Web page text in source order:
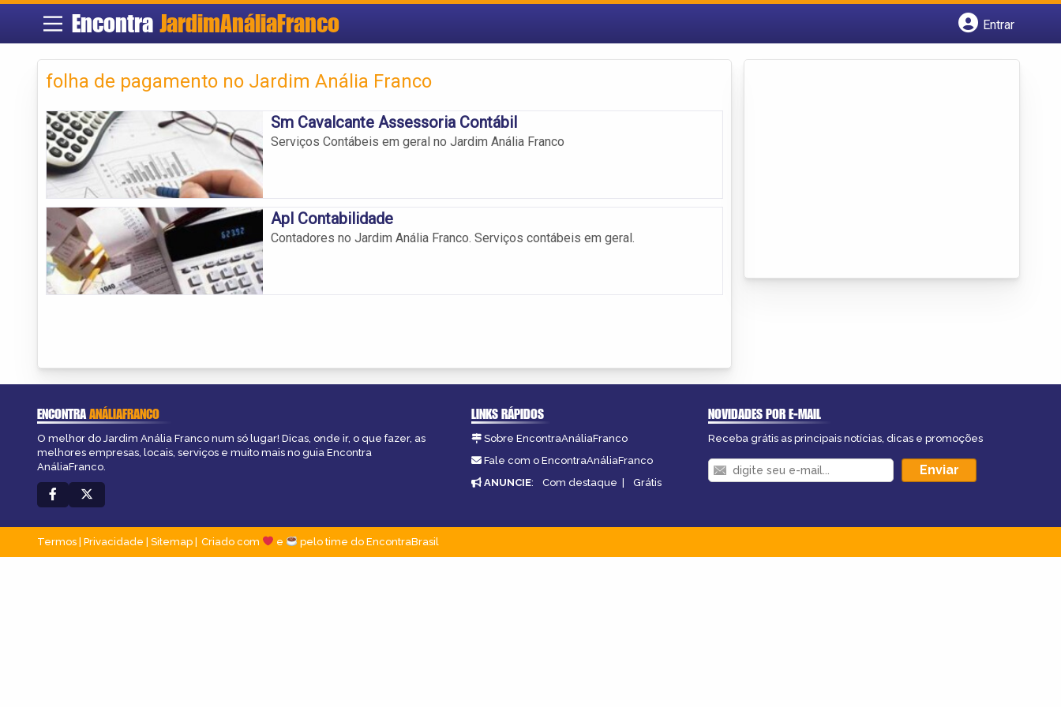
Encontra JardimAnáliaFranco
Entrar
folha de pagamento no Jardim Anália Franco
Sm Cavalcante Assessoria Contábil
Serviços Contábeis em geral no Jardim Anália Franco
Apl Contabilidade
Contadores no Jardim Anália Franco. Serviços contábeis em geral.
ENCONTRAANÁLIAFRANCO
O melhor do Jardim Anália Franco num só lugar! Dicas, onde ir, o que fazer, as
melhores empresas, locais, serviços e muito mais no guia Encontra
AnáliaFranco.
LINKS RÁPIDOS
Sobre EncontraAnáliaFranco
Fale com o EncontraAnáliaFranco
ANUNCIE: Com destaque | Grátis
NOVIDADES POR E-MAIL
Receba grátis as principais notícias, dicas e promoções
Termos | Privacidade | Sitemap Criado com e pelo time do EncontraBrasil